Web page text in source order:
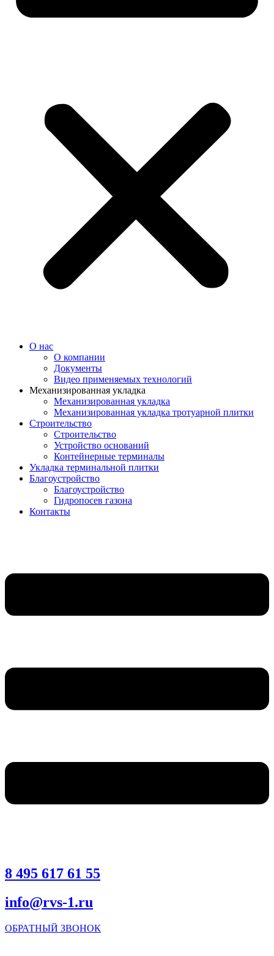
О нас
О компании
Документы
Видео применяемых технологий
Механизированная укладка
Механизированная укладка
Механизированная укладка тротуарной плитки
Строительство
Строительство
Устройство оснований
Контейнерные терминалы
Укладка терминальной плитки
Благоустройство
Благоустройство
Гидропосев газона
Контакты
8 495 617 61 55
info@rvs-1.ru
ОБРАТНЫЙ ЗВОНОК